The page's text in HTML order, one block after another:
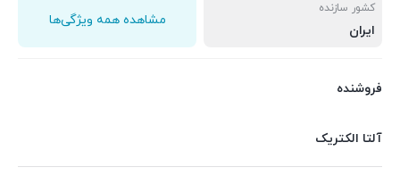
کشور سازنده
ایران
مشاهده همه ویژگی‌ها
فروشنده
آلتا الکتریک